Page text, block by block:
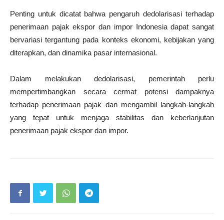
Penting untuk dicatat bahwa pengaruh dedolarisasi terhadap
penerimaan pajak ekspor dan impor Indonesia dapat sangat
bervariasi tergantung pada konteks ekonomi, kebijakan yang
diterapkan, dan dinamika pasar internasional.
Dalam melakukan dedolarisasi, pemerintah perlu
mempertimbangkan secara cermat potensi dampaknya
terhadap penerimaan pajak dan mengambil langkah-langkah
yang tepat untuk menjaga stabilitas dan keberlanjutan
penerimaan pajak ekspor dan impor.